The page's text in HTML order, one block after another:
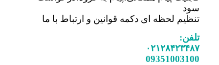
تنظیم لحظه ای دکمه قوانین و ارتباط با ما
تلفن:
۰۲۱۲۸۴۲۳۴۸۷
09351003100